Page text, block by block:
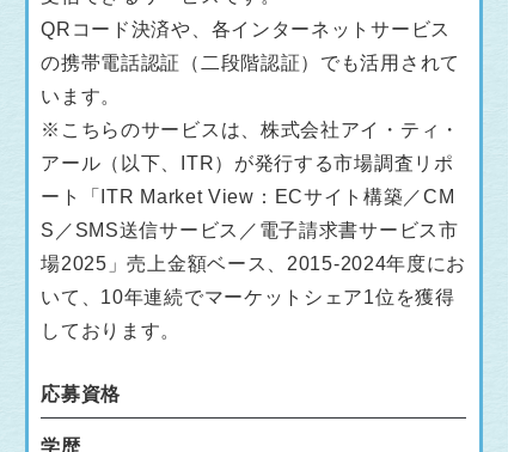
QRコード決済や、各インターネットサービス
の携帯電話認証（二段階認証）でも活用されて
います。
※こちらのサービスは、株式会社アイ・ティ・
アール（以下、ITR）が発行する市場調査リポ
ート「ITR Market View：ECサイト構築／CM
S／SMS送信サービス／電子請求書サービス市
場2025」売上金額ベース、2015-2024年度にお
いて、10年連続でマーケットシェア1位を獲得
しております。
応募資格
学歴